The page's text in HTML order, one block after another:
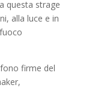
questa strage
alla luce e in
firme del